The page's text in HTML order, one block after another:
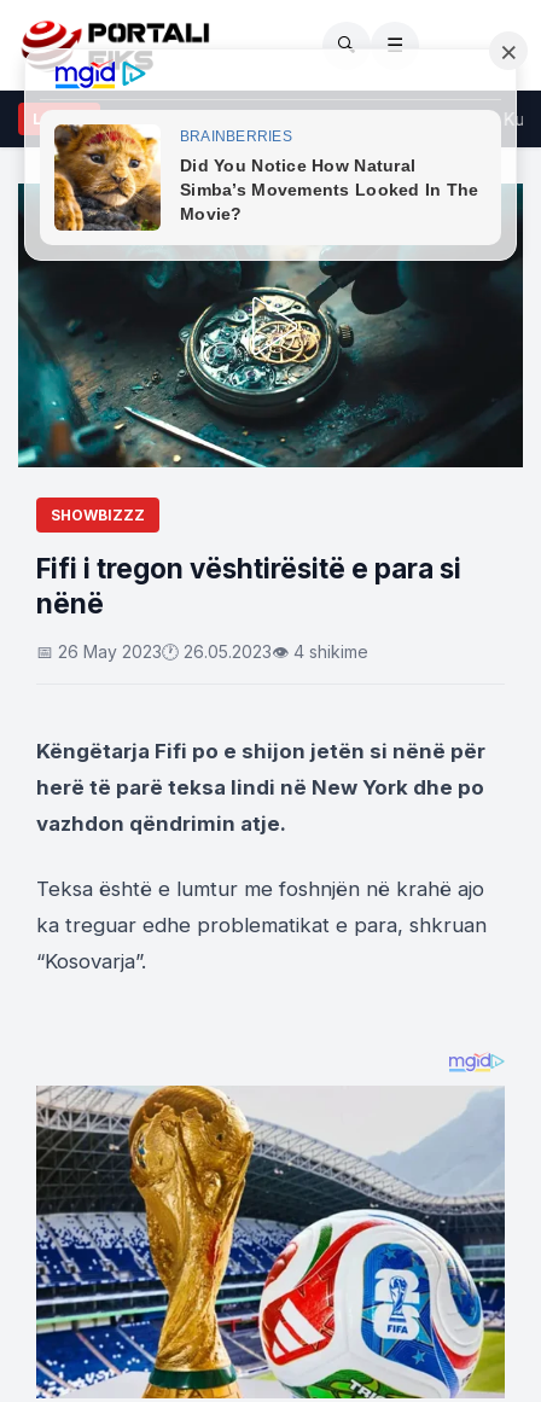
🔍 ☰
LAJME
konstituimi i Kuvendit sipas afatit të dhënë nga Gjykata
SHOWBIZZZ
Fifi i tregon vështirësitë e para si
nënë
📅 26 May 2023🕐 26.05.2023👁 4 shikime
Këngëtarja Fifi po e shijon jetën si nënë për
herë të parë teksa lindi në New York dhe po
vazhdon qëndrimin atje.
Teksa është e lumtur me foshnjën në krahë ajo
ka treguar edhe problematikat e para, shkruan
“Kosovarja”.